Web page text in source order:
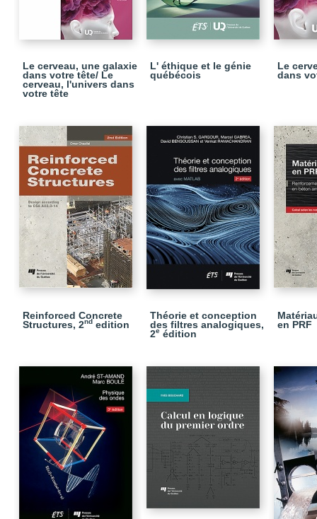
Le cerveau, une galaxie
dans votre tête/ Le
cerveau, l'univers dans
votre tête
L' éthique et le génie
québécois
Le
dans
Reinforced Concrete
Structures, 2nd edition
Théorie et conception
des filtres analogiques,
2e édition
en PRF